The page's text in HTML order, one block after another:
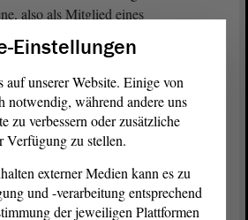
also als Mitglied eines
für ein funktionierendes
engagieren.
in diesem Jahr wieder sehr
all das geschieht ehrenamtlich.
Willen, sich für unser
vor Ort einzusetzen.
Einstellungen
unserer Website. Einige von
notwendig, während andere uns
zu verbessern oder zusätzliche
Verfügung zu stellen.
externer Medien kann es zu
und -verarbeitung entsprechend
der jeweiligen Plattformen